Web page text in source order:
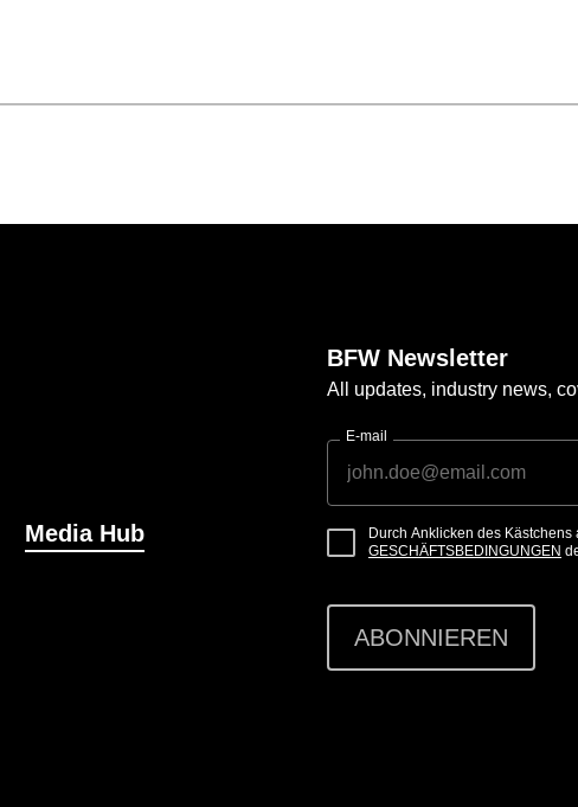
Media Hub
BFW Newsletter
All updates, industry news,
E-mail
Durch Anklicken des
GESCHÄFTSBEDINGUNGEN
ABONNIEREN